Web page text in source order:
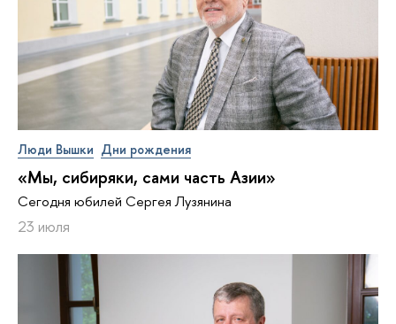
Люди Вышки Дни рождения
«Мы, сибиряки, сами часть Азии»
Сегодня юбилей Сергея Лузянина
23 июля